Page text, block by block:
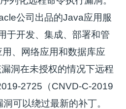
公司出品的Java应用服
于开发、集成、部署和管
、网络应用和数据库应
洞在未授权的情况下远程
2725（CNVD-C-2019
可以绕过最新的补丁。